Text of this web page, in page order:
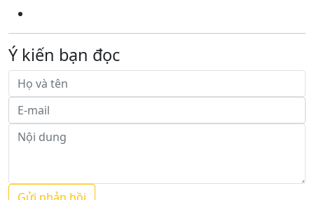
Ý kiến bạn đọc